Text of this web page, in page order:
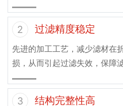
2 过滤精度稳定
先进的加工工艺，减少滤材在
损，从而引起过滤失效，保障
3 结构完整性高